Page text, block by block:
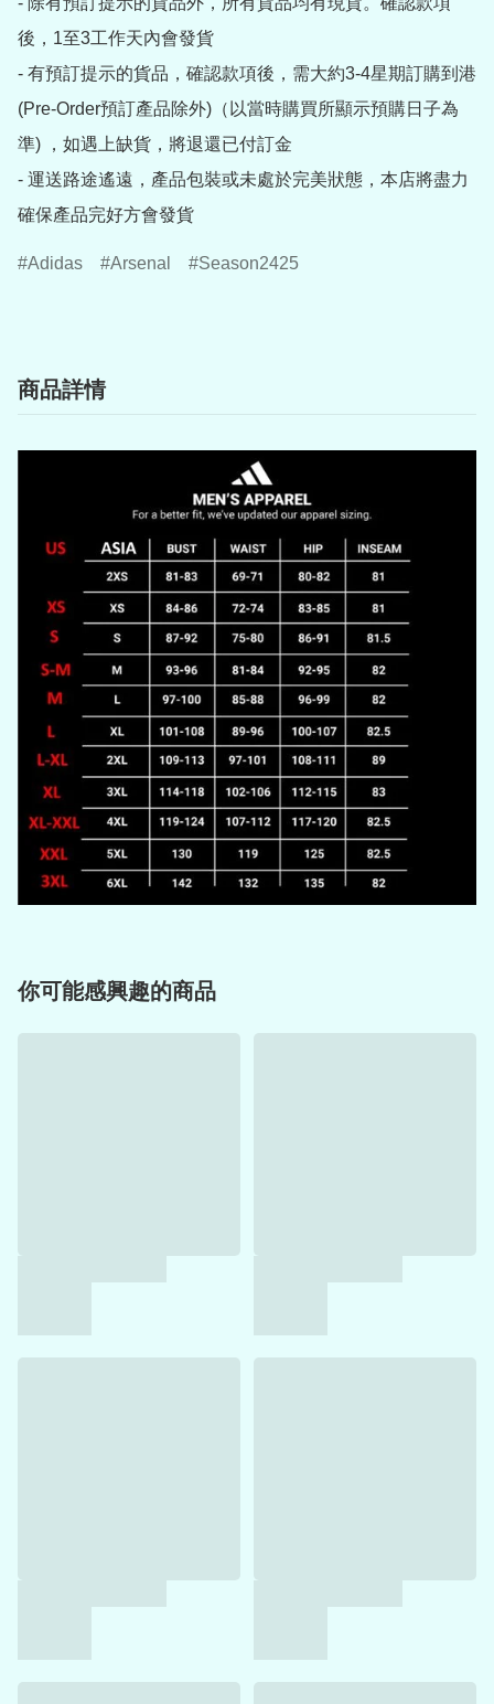
後，1至3工作天內會發貨
- 有預訂提示的貨品，確認款項後，需大約3-4星期訂購到港
(Pre-Order預訂產品除外)（以當時購買所顯示預購日子為
準) ，如遇上缺貨，將退還已付訂金
- 運送路途遙遠，產品包裝或未處於完美狀態，本店將盡力
確保產品完好方會發貨
Adidas Arsenal Season2425
商品詳情
你可能感興趣的商品